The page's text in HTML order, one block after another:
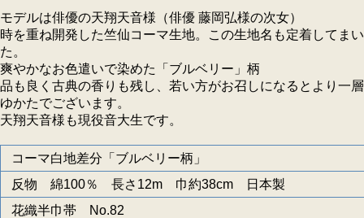
モデルは俳優の天翔天音様（俳優 藤岡弘様の次女）
時を重ね開発した竺仙コーマ生地。この生地名も定着してま
た。
爽やかなお色遣いで染めた「ブルベリー」柄
品も良く古典の香りも残し、若い方がお召しになるとより一
ゆかたでございます。
天翔天音様も現役音大生です。
コーマ白地差分「ブルベリー柄」
反物 綿100％ 長さ12m 巾約38cm 日本製
花織半巾帯 No.82